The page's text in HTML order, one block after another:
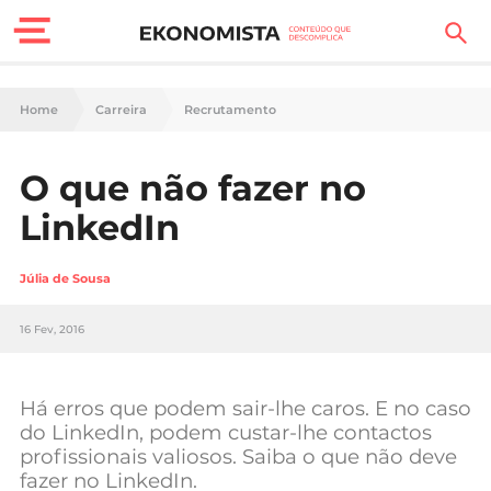
Finanças Pessoais
Carreira
Tecnologia
Negócios
Home Carreira Recrutamento
O que não fazer no
LinkedIn
Júlia de Sousa
16 Fev, 2016
Há erros que podem sair-lhe caros. E no caso
do LinkedIn, podem custar-lhe contactos
profissionais valiosos. Saiba o que não deve
fazer no LinkedIn.